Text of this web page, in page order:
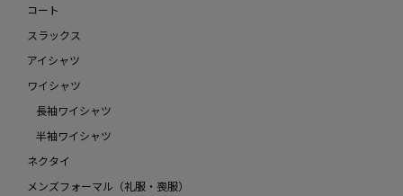
コート
スラックス
アイシャツ
ワイシャツ
長袖ワイシャツ
半袖ワイシャツ
ネクタイ
メンズフォーマル（礼服・喪服）